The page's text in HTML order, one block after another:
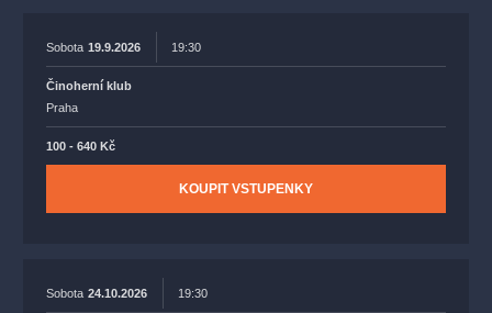
Sobota 19.9.2026 19:30
Činoherní klub
Praha
100 - 640 Kč
KOUPIT VSTUPENKY
Sobota 24.10.2026 19:30